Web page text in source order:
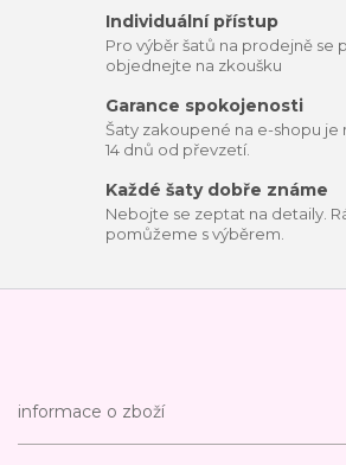
Individuální přístup
Pro výběr šatů na prodejně se
objednejte na zkoušku
Garance spokojenosti
Šaty zakoupené na e-shopu je
14 dnů od převzetí.
Každé šaty dobře známe
Nebojte se zeptat na detaily.
pomůžeme s výběrem.
informace o zboží